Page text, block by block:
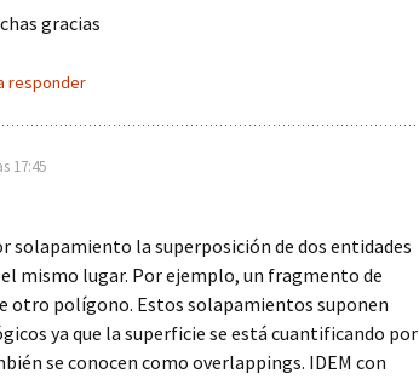
gracias
responder
17:45
solapamiento la superposición de dos entidades
mismo lugar. Por ejemplo, un fragmento de
otro polígono. Estos solapamientos suponen
ya que la superficie se está cuantificando por
se conocen como overlappings. IDEM con